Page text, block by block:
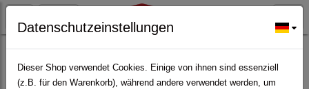
ALARMANLAGEN(362) Lupus Electronics(228)
Zubehör für Lupus XT(147)
Datenschutzeinstellungen
Dieser Shop verwendet Cookies. Einige von ihnen sind essenziell
(z.B. für den Warenkorb), während andere verwendet werden, um